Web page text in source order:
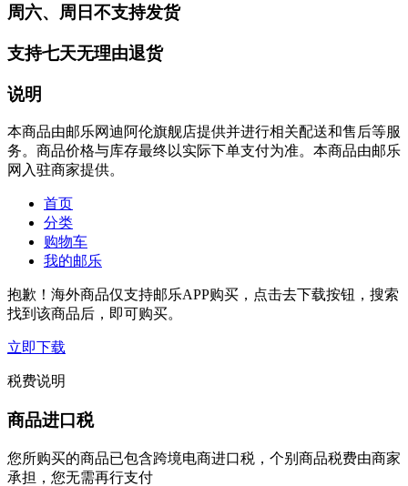
周六、周日不支持发货
支持七天无理由退货
说明
本商品由邮乐网迪阿伦旗舰店提供并进行相关配送和售后等服
务。商品价格与库存最终以实际下单支付为准。本商品由邮乐
网入驻商家提供。
首页
分类
购物车
我的邮乐
抱歉！海外商品仅支持邮乐APP购买，点击去下载按钮，搜索
找到该商品后，即可购买。
立即下载
税费说明
商品进口税
您所购买的商品已包含跨境电商进口税，个别商品税费由商家
承担，您无需再行支付